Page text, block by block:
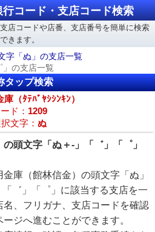
コード・支店コード検索
店コードや店番、支店番号を簡単に検索
できます。
字「ぬ」の支店一覧
」の支店一覧
タップ検索
（ﾀﾃﾊﾞﾔｼｼﾝｷﾝ）
ド： 1209
文字： ぬ
頭文字「ぬ＋-」「゛」「゜」
庫（館林信金）の頭文字「ぬ」
゛」「゜」に該当する支店を一
、フリガナ、支店コードを確認
ジへ進むことができます。